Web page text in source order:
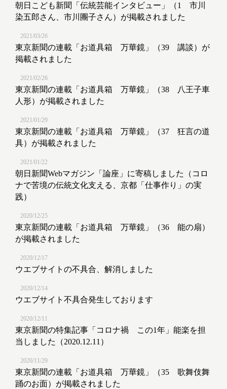
朝日こども新聞「伝統芸能インタビュー」（1 市川
染五郎さん、市川團子さん）が掲載されました
2021/03/26
東京新聞の連載「お道具箱 万華鏡」（39 講談）が
掲載されました
2021/02/26
東京新聞の連載「お道具箱 万華鏡」（38 八王子車
人形）が掲載されました
2021/01/29
東京新聞の連載「お道具箱 万華鏡」（37 狂言の道
具）が掲載されました
2021/01/22
朝日新聞Webマガジン「論座」に寄稿しました（コロ
ナで苦境の伝統文化支える、京都「仕事作り」の実
践）
2020/12/25
東京新聞の連載「お道具箱 万華鏡」（36 能の扇）
が掲載されました
2020/12/17
ウエブサイトの不具合、解消しました
2020/12/14
ウエブサイト不具合発生しております
2020/12/11
東京新聞の特集記事「コロナ禍 この1年」能楽を担
当しました（2020.12.11）
2020/11/29
東京新聞の連載「お道具箱 万華鏡」（35 歌舞伎舞
踊のお面）が掲載されました